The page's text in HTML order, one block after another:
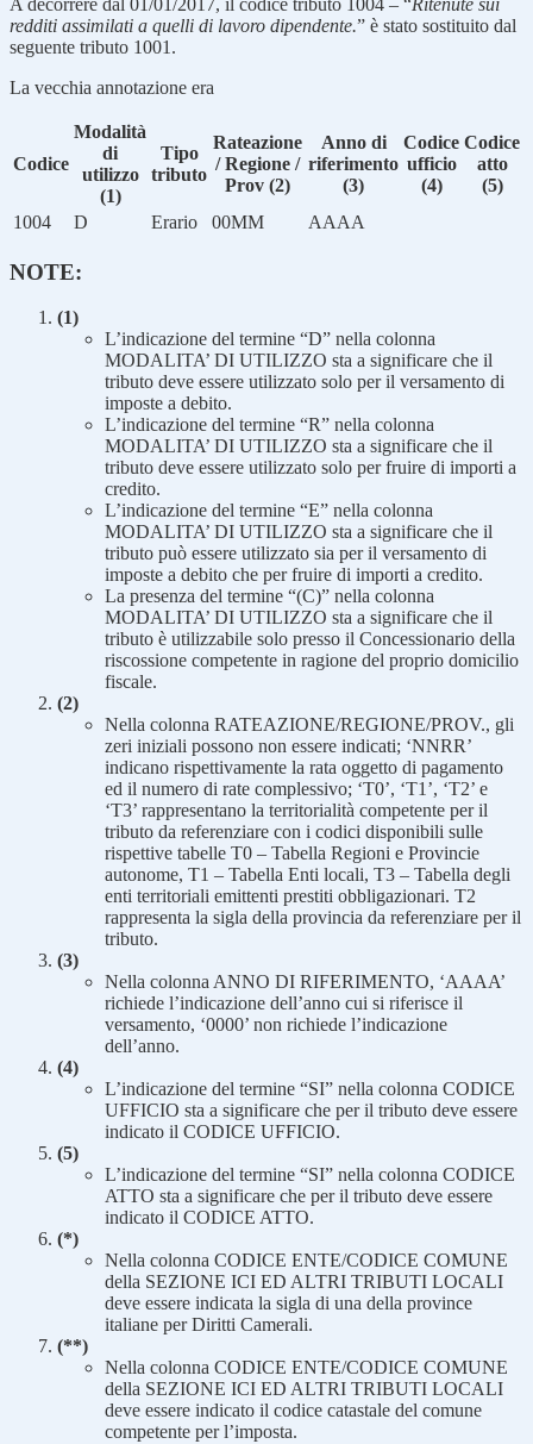
redditi assimilati a quelli di lavoro dipendente.” è stato sostituito dal
seguente tributo 1001.
La vecchia annotazione era
Codice
Modalità
di
utilizzo
(1)
Tipo
tributo
Rateazione
/ Regione /
Prov (2)
Anno di
riferimento
(3)
Codice
ufficio
(4)
Codice
atto
(5)
1004
D Erario 00MM AAAA
NOTE:
(1)
L’indicazione del termine “D” nella colonna
MODALITA’ DI UTILIZZO sta a significare che il
tributo deve essere utilizzato solo per il versamento di
imposte a debito.
L’indicazione del termine “R” nella colonna
MODALITA’ DI UTILIZZO sta a significare che il
tributo deve essere utilizzato solo per fruire di importi a
credito.
L’indicazione del termine “E” nella colonna
MODALITA’ DI UTILIZZO sta a significare che il
tributo può essere utilizzato sia per il versamento di
imposte a debito che per fruire di importi a credito.
La presenza del termine “(C)” nella colonna
MODALITA’ DI UTILIZZO sta a significare che il
tributo è utilizzabile solo presso il Concessionario della
riscossione competente in ragione del proprio domicilio
fiscale.
(2)
Nella colonna RATEAZIONE/REGIONE/PROV., gli
zeri iniziali possono non essere indicati; ‘NNRR’
indicano rispettivamente la rata oggetto di pagamento
ed il numero di rate complessivo; ‘T0’, ‘T1’, ‘T2’ e
‘T3’ rappresentano la territorialità competente per il
tributo da referenziare con i codici disponibili sulle
rispettive tabelle T0 – Tabella Regioni e Provincie
autonome, T1 – Tabella Enti locali, T3 – Tabella degli
enti territoriali emittenti prestiti obbligazionari. T2
rappresenta la sigla della provincia da referenziare per il
tributo.
(3)
Nella colonna ANNO DI RIFERIMENTO, ‘AAAA’
richiede l’indicazione dell’anno cui si riferisce il
versamento, ‘0000’ non richiede l’indicazione
dell’anno.
(4)
L’indicazione del termine “SI” nella colonna CODICE
UFFICIO sta a significare che per il tributo deve essere
indicato il CODICE UFFICIO.
(5)
L’indicazione del termine “SI” nella colonna CODICE
ATTO sta a significare che per il tributo deve essere
indicato il CODICE ATTO.
(*)
Nella colonna CODICE ENTE/CODICE COMUNE
della SEZIONE ICI ED ALTRI TRIBUTI LOCALI
deve essere indicata la sigla di una della province
italiane per Diritti Camerali.
(**)
Nella colonna CODICE ENTE/CODICE COMUNE
della SEZIONE ICI ED ALTRI TRIBUTI LOCALI
deve essere indicato il codice catastale del comune
competente per l’imposta.